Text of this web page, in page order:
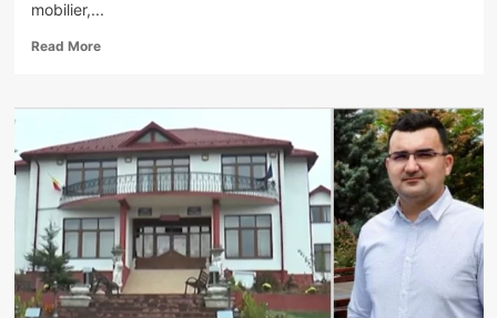
mobilier,...
Read MoreRead
Proiect
peste
1
milion
lei
pentru
dotarea
Școlii
gimnaziale